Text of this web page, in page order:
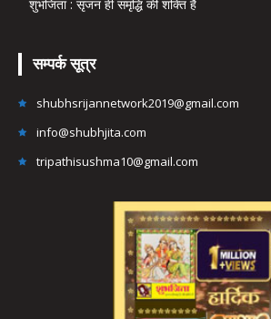
शुभजिता : सृजन ही समृद्धि की शक्ति है
सम्पर्क सूत्र
shubhsrijannetwork2019@gmail.com
info@shubhjita.com
tripathisushma10@gmail.com